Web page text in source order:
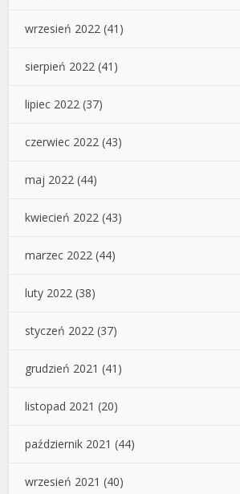
wrzesień 2022 (41)
sierpień 2022 (41)
lipiec 2022 (37)
czerwiec 2022 (43)
maj 2022 (44)
kwiecień 2022 (43)
marzec 2022 (44)
luty 2022 (38)
styczeń 2022 (37)
grudzień 2021 (41)
listopad 2021 (20)
październik 2021 (44)
wrzesień 2021 (40)